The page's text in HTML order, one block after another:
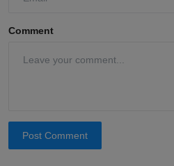
Comment
Post Comment